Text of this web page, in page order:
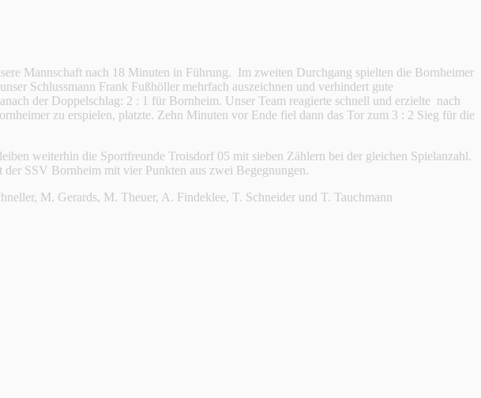
Mannschaft nach 18 Minuten in Führung. Im zweiten Durchgang spielten die Bornheimer
Schlussmann Frank Fußhöller mehrfach auszeichnen und verhindert gute
der Doppelschlag: 2 : 1 für Bornheim. Unser Team reagierte schnell und erzielte nach
zu erspielen, platzte. Zehn Minuten vor Ende fiel dann das Tor zum 3 : 2 Sieg für die
weiterhin die Sportfreunde Troisdorf 05 mit sieben Zählern bei der gleichen Spielanzahl.
SSV Bornheim mit vier Punkten aus zwei Begegnungen.
M. Gerards, M. Theuer, A. Findeklee, T. Schneider und T. Tauchmann